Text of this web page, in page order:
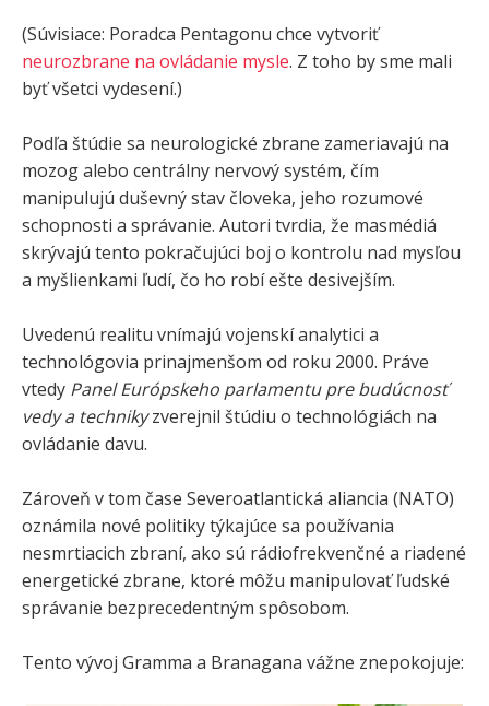
(Súvisiace: Poradca Pentagonu chce vytvoriť
neurozbrane na ovládanie mysle. Z toho by sme mali
byť všetci vydesení.)
Podľa štúdie sa neurologické zbrane zameriavajú na
mozog alebo centrálny nervový systém, čím
manipulujú duševný stav človeka, jeho rozumové
schopnosti a správanie. Autori tvrdia, že masmédiá
skrývajú tento pokračujúci boj o kontrolu nad mysľou
a myšlienkami ľudí, čo ho robí ešte desivejším.
Uvedenú realitu vnímajú vojenskí analytici a
technológovia prinajmenšom od roku 2000. Práve
vtedy Panel Európskeho parlamentu pre budúcnosť
vedy a technikyzverejnil štúdiu o technológiách na
ovládanie davu.
Zároveň v tom čase Severoatlantická aliancia (NATO)
oznámila nové politiky týkajúce sa používania
nesmrtiacich zbraní, ako sú rádiofrekvenčné a riadené
energetické zbrane, ktoré môžu manipulovať ľudské
správanie bezprecedentným spôsobom.
Tento vývoj Gramma a Branagana vážne znepokojuje: